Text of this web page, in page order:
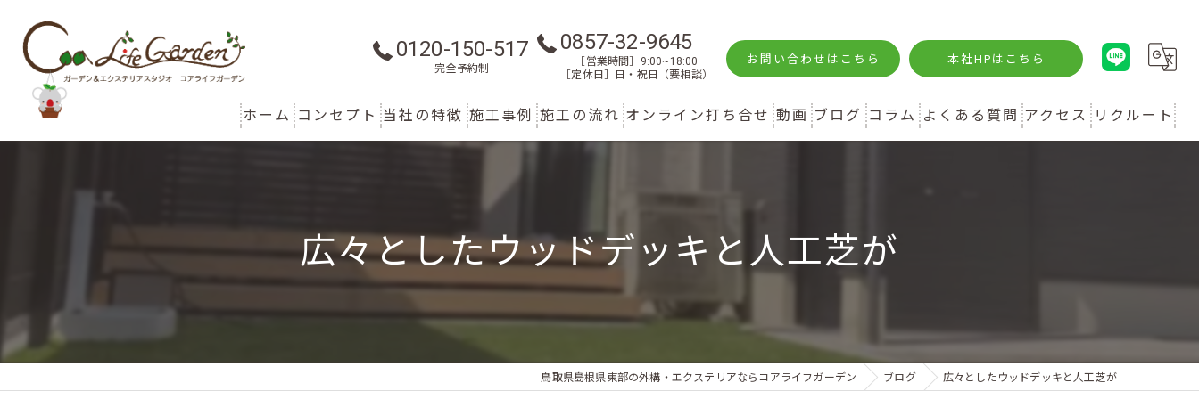
0120-150-517
完全予約制
0857-32-9645
［営業時間］9:00~18:00
［定休日］日・祝日（要相談）
お問い合わせはこちら 本社HPはこちら
ホーム コンセプト 当社の特徴
リフォーム
駐車スペース
施工事例 施工の流れ オンライン打ち合せ 動画 ブログ コラム よくある質問 アクセス リクルート
広々としたウッドデッキと人工芝が
鳥取県島根県東部の外構・エクステリアならコアライフガーデン ブログ 広々としたウッドデッキと人工芝が